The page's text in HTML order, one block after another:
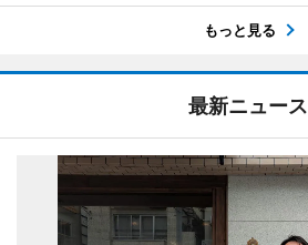
もっと見る
最新ニュース